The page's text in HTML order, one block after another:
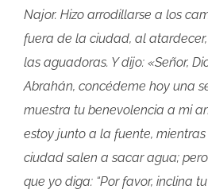
Najor. Hizo arrodillarse a los
fuera de la ciudad, al
las aguadoras. Y dijo: «Señor,
Abrahán, concédeme hoy una
muestra tu benevolencia a mi
estoy junto a la fuente,
ciudad salen a sacar agua;
que yo diga: “Por favor, inclina